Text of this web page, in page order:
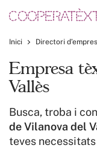
Inici Directori
Empresa
Vallès
Busca, troba i
de Vilanova del
teves necessitats